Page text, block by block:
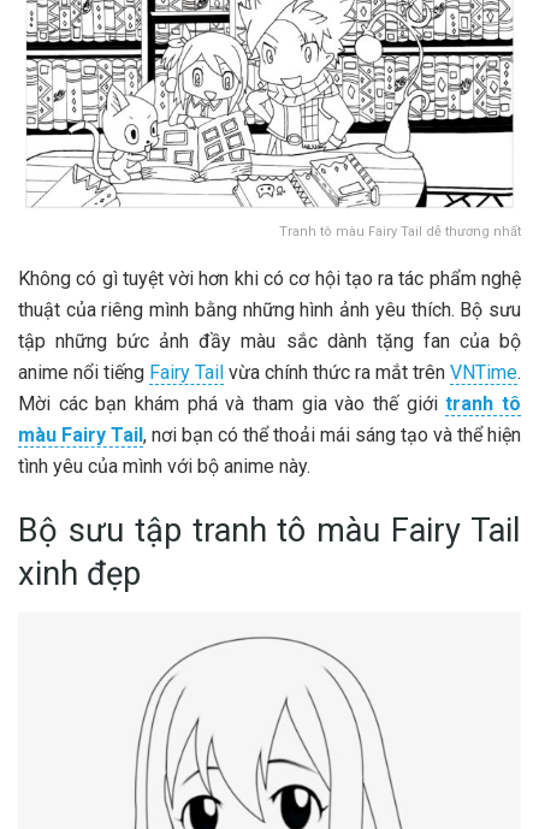
Tranh tô màu Fairy Tail dễ thương nhất
Không có gì tuyệt vời hơn khi có cơ hội tạo ra tác phẩm nghệ
thuật của riêng mình bằng những hình ảnh yêu thích. Bộ sưu
tập những bức ảnh đầy màu sắc dành tặng fan của bộ
anime nổi tiếng Fairy Tail vừa chính thức ra mắt trên VNTime.
Mời các bạn khám phá và tham gia vào thế giớitranh tô
màu Fairy Tail, nơi bạn có thể thoải mái sáng tạo và thể hiện
tình yêu của mình với bộ anime này.
Bộ sưu tập tranh tô màu Fairy Tail
xinh đẹp